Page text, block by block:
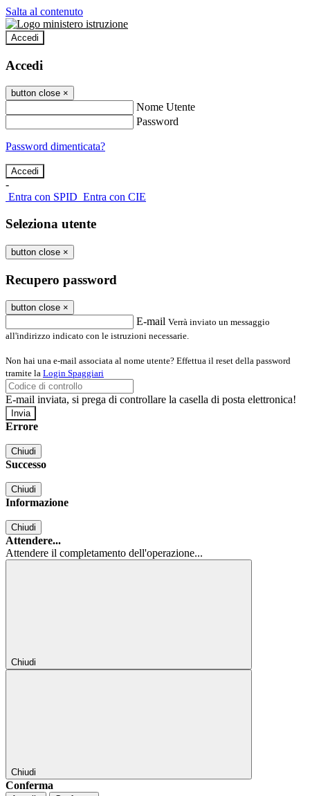
Salta al contenuto
Accedi
Accedi
button close ×
Nome Utente
Password
Password dimenticata?
-
Entra con SPID Entra con CIE
Seleziona utente
button close ×
Recupero password
button close ×
E-mail Verrà inviato un messaggio
all'indirizzo indicato con le istruzioni necessarie.
Non hai una e-mail associata al nome utente? Effettua il reset della password
tramite la Login Spaggiari
E-mail inviata, si prega di controllare la casella di posta elettronica!
Errore
Chiudi
Successo
Chiudi
Informazione
Chiudi
Attendere...
Attendere il completamento dell'operazione...
Chiudi
Chiudi
Conferma